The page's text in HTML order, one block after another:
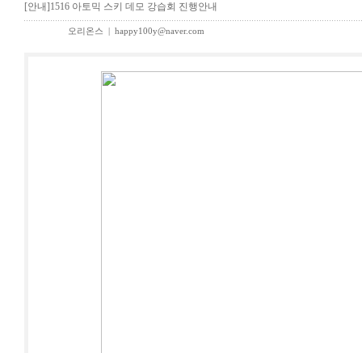
[안내]1516 아토믹 스키 데모 강습회 진행안내
오리온스 | happy100y@naver.com